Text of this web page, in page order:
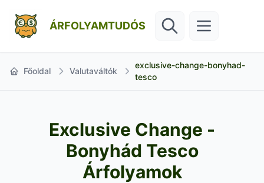
ÁRFOLYAMTUDÓS
Főoldal Valutaváltók
exclusive-change-bonyhad-
tesco
Exclusive Change -
Bonyhád Tesco
Árfolyamok